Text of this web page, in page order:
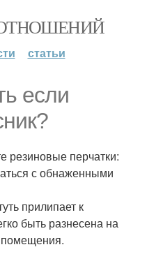
статьи
если
резиновые перчатки:
с обнаженными
прилипает к
быть разнесена на
помещения.